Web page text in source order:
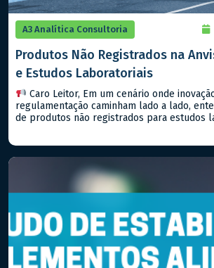
A3 Analítica Consultoria
Produtos Não Registrados na
e Estudos Laboratoriais
Caro Leitor, Em um cenário onde
regulamentação caminham lado a lado,
de produtos não registrados para estudos
atualizações) da […]